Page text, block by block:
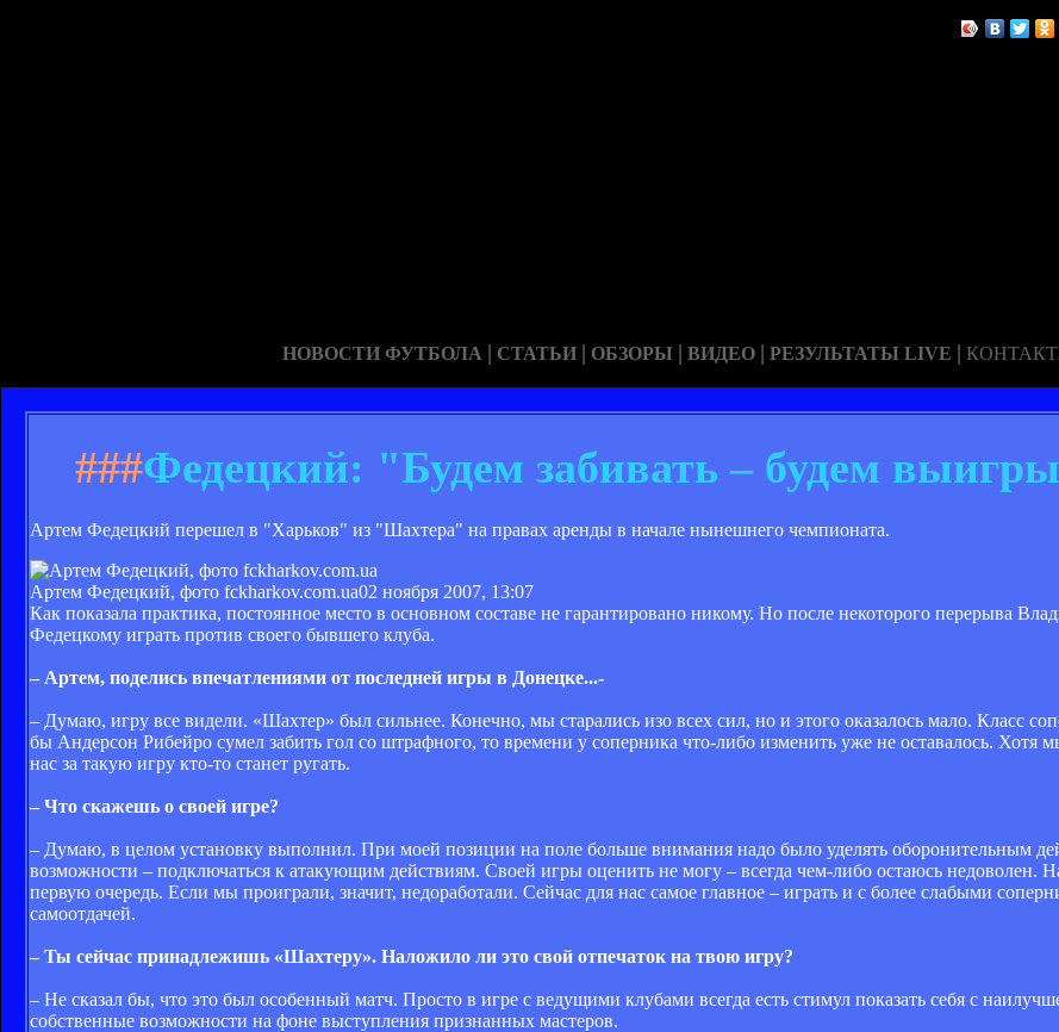
НОВОСТИ ФУТБОЛА | СТАТЬИ | ОБЗОРЫ | ВИДЕО | РЕЗУЛЬТАТЫ LIVE |
###Федецкий: "Будем забивать – будем
Артем Федецкий перешел в "Харьков" из "Шахтера" на правах аренды в начале нынешнего чемпионата.
Артем Федецкий, фото fckharkov.com.ua02 ноября 2007, 13:07
Как показала практика, постоянное место в основном составе не гарантировано никому. Но после некоторого перерыва
Федецкому играть против своего бывшего клуба.
– Артем, поделись впечатлениями от последней игры в Донецке...-
– Думаю, игру все видели. «Шахтер» был сильнее. Конечно, мы старались изо всех сил, но и этого оказалось мало. Класс
бы Андерсон Рибейро сумел забить гол со штрафного, то времени у соперника что-либо изменить уже не оставалось. Хотя
нас за такую игру кто-то станет ругать.
– Что скажешь о своей игре?
– Думаю, в целом установку выполнил. При моей позиции на поле больше внимания надо было уделять оборонительным
возможности – подключаться к атакующим действиям. Своей игры оценить не могу – всегда чем-либо остаюсь недоволен. На
первую очередь. Если мы проиграли, значит, недоработали. Сейчас для нас самое главное – играть и с более слабыми
самоотдачей.
– Ты сейчас принадлежишь «Шахтеру». Наложило ли это свой отпечаток на твою игру?
– Не сказал бы, что это был особенный матч. Просто в игре с ведущими клубами всегда есть стимул показать себя с
собственные возможности на фоне выступления признанных мастеров.